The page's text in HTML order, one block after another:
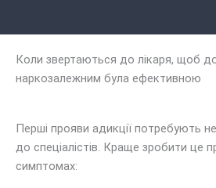
Коли звертаються до лікаря, щоб
наркозалежним була ефективною
Перші прояви адикції потребують
до спеціалістів. Краще зробити це
симптомах: